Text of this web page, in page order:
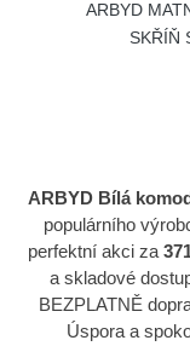
ARBYD
SKŘÍŇ
ARBYD Bílá
populárního
perfektní akci za
a skladové
BEZPLATNĚ
Úspora a